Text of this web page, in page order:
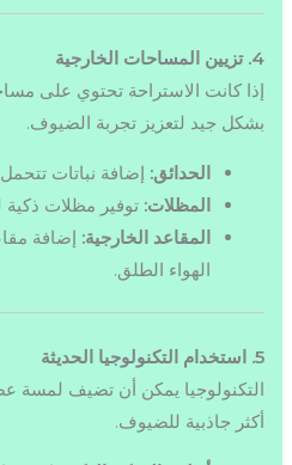
4. تزيين المساحات الخارجية
إذا كانت الاستراحة تحتوي على
بشكل جيد لتعزيز تجربة الضيوف.
الحدائق: إضافة نباتات
المظلات: توفير مظلات ذكية
المقاعد الخارجية: إضافة
الهواء الطلق.
5. استخدام التكنولوجيا الحديثة
التكنولوجيا يمكن أن تضيف لمسة
أكثر جاذبية للضيوف.